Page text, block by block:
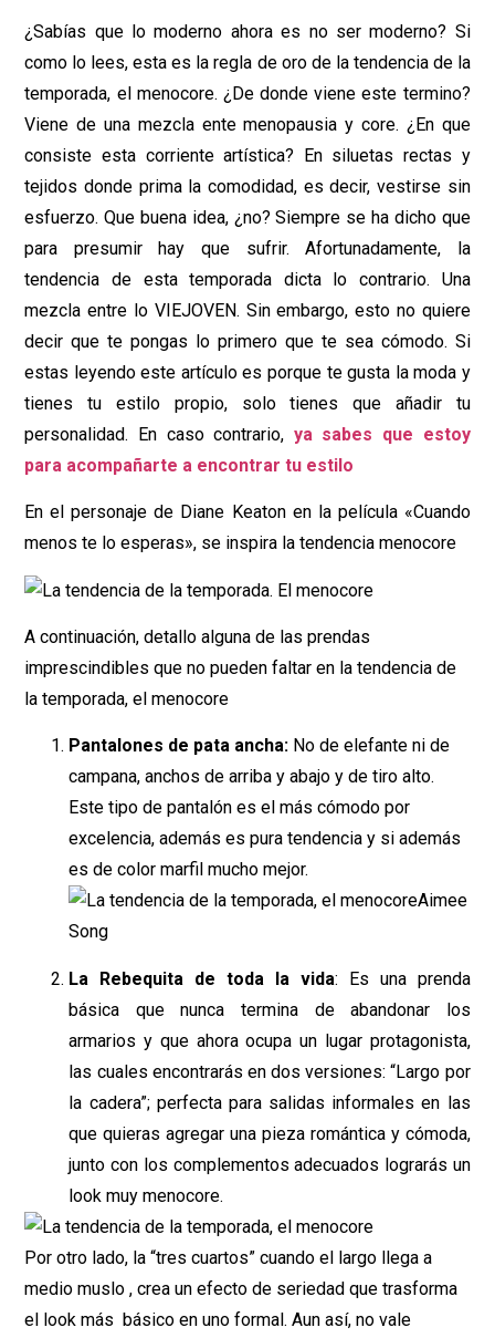
¿Sabías que lo moderno ahora es no ser moderno? Si
como lo lees, esta es la regla de oro de la tendencia de la
temporada, el menocore. ¿De donde viene este termino?
Viene de una mezcla ente menopausia y core. ¿En que
consiste esta corriente artística? En siluetas rectas y
tejidos donde prima la comodidad, es decir, vestirse sin
esfuerzo. Que buena idea, ¿no? Siempre se ha dicho que
para presumir hay que sufrir. Afortunadamente, la
tendencia de esta temporada dicta lo contrario. Una
mezcla entre lo VIEJOVEN. Sin embargo, esto no quiere
decir que te pongas lo primero que te sea cómodo. Si
estas leyendo este artículo es porque te gusta la moda y
tienes tu estilo propio, solo tienes que añadir tu
personalidad. En caso contrario, ya sabes que estoy
para acompañarte a encontrar tu estilo
En el personaje de Diane Keaton en la película «Cuando
menos te lo esperas», se inspira la tendencia menocore
A continuación, detallo alguna de las prendas
imprescindibles que no pueden faltar en la tendencia de
la temporada, el menocore
Pantalones de pata ancha: No de elefante ni de
campana, anchos de arriba y abajo y de tiro alto.
Este tipo de pantalón es el más cómodo por
excelencia, además es pura tendencia y si además
es de color marfil mucho mejor.
Aimee
Song
La Rebequita de toda la vida: Es una prenda
básica que nunca termina de abandonar los
armarios y que ahora ocupa un lugar protagonista,
las cuales encontrarás en dos versiones: “Largo por
la cadera”; perfecta para salidas informales en las
que quieras agregar una pieza romántica y cómoda,
junto con los complementos adecuados lograrás un
look muy menocore.
Por otro lado, la “tres cuartos” cuando el largo llega a
medio muslo , crea un efecto de seriedad que trasforma
el look más básico en uno formal. Aun así, no vale